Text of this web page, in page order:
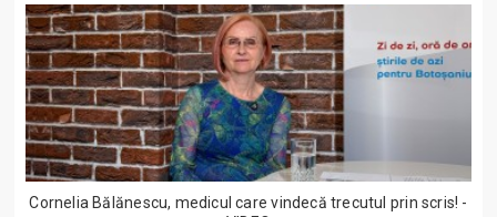
Cornelia Bălănescu, medicul care vindecă trecutul prin scris! -